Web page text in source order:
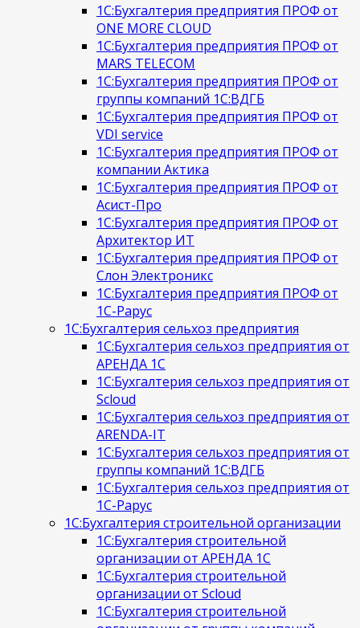
1С:Бухгалтерия предприятия ПРОФ от
ONE MORE CLOUD
1С:Бухгалтерия предприятия ПРОФ от
MARS TELECOM
1С:Бухгалтерия предприятия ПРОФ от
группы компаний 1С:ВДГБ
1С:Бухгалтерия предприятия ПРОФ от
VDI service
1С:Бухгалтерия предприятия ПРОФ от
компании Актика
1С:Бухгалтерия предприятия ПРОФ от
Асист-Про
1С:Бухгалтерия предприятия ПРОФ от
Архитектор ИТ
1С:Бухгалтерия предприятия ПРОФ от
Слон Электроникс
1С:Бухгалтерия предприятия ПРОФ от
1С-Рарус
1С:Бухгалтерия сельхоз предприятия
1С:Бухгалтерия сельхоз предприятия от
АРЕНДА 1С
1С:Бухгалтерия сельхоз предприятия от
Scloud
1С:Бухгалтерия сельхоз предприятия от
ARENDA-IT
1С:Бухгалтерия сельхоз предприятия от
группы компаний 1С:ВДГБ
1С:Бухгалтерия сельхоз предприятия от
1С-Рарус
1С:Бухгалтерия строительной организации
1С:Бухгалтерия строительной
организации от АРЕНДА 1С
1С:Бухгалтерия строительной
организации от Scloud
1С:Бухгалтерия строительной